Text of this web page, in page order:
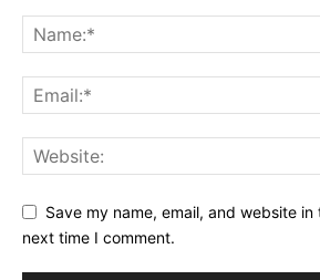
Save my name, email, and website
next time I comment.